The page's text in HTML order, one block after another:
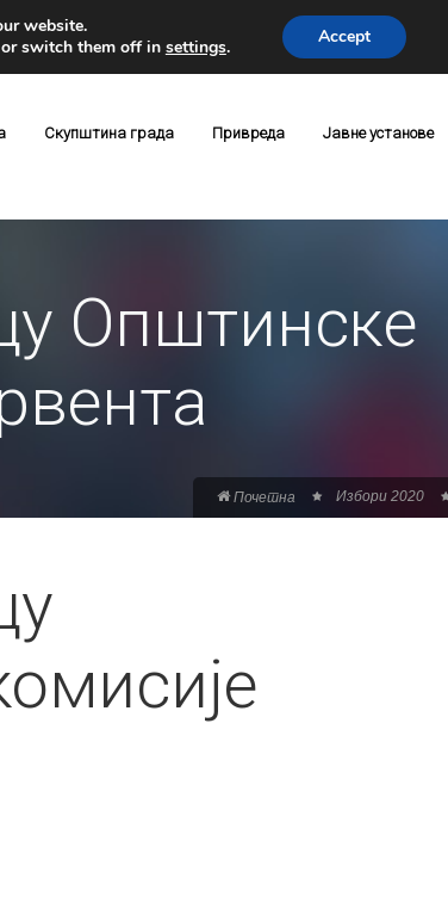
Скупштина града Привреда Јавне установе
Општинске
Почетна Избори 2020
website.
switch them off in settings. Accept